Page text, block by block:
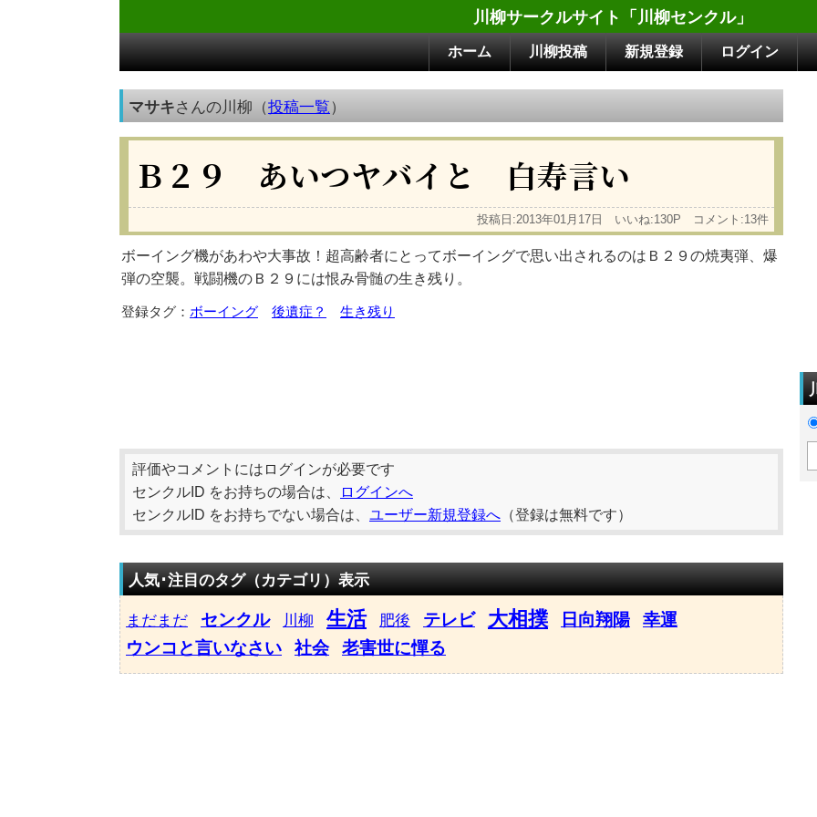
川柳サークルサイト「川柳センクル」
ホーム 川柳投稿 新規登録 ログイン
マサキさんの川柳（投稿一覧）
Ｂ２９ あいつヤバイと 白寿言い
投稿日:2013年01月17日 いいね:130P コメント:13件
ボーイング機があわや大事故！超高齢者にとってボーイングで思い出されるのはＢ２９の焼夷弾、爆
弾の空襲。戦闘機のＢ２９には恨み骨髄の生き残り。
登録タグ： ボーイング 後遺症？ 生き残り
評価やコメントにはログインが必要です
センクルID をお持ちの場合は、
ログインへ
センクルID をお持ちでない場合は、 ユーザー新規登録へ （登録は無料です）
人気･注目のタグ（カテゴリ）表示
まだまだ センクル 川柳 生活 肥後 テレビ 大相撲 日向翔陽
幸運
ウンコと言いなさい
社会 老害世に憚る